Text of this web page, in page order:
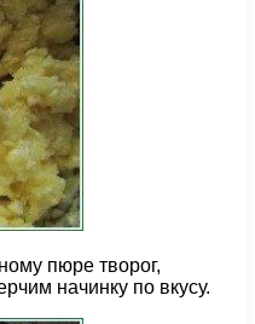
пюре творог,
начинку по вкусу.